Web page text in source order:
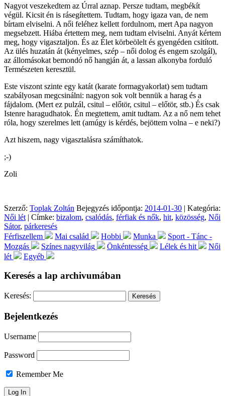
Nagyot veszekedtem az Úrral aznap. Persze tudtam, megbékít
végül. Kicsit én is rásegítettem. Tudtam, hogy igaza van, de nem
bírtam elviselni. A női feléhez kellett fordulnom, mert Apa nagyon
megsebzett. Hiába értettem meg, nem tudtam elviselni. Anyát kértem
meg, hogy vigasztaljon. És az Élet körbeölelt és gyengéden csitított.
Az ülés huzatán át (kényelmes, szép – női dolog és engem szolgál),
az állomásokat bemondó nő hangján át, a lassan alkonyba forduló
Természeten keresztül.
Este viszont szinte egy katát (karate formagyakorlat) sem tudtam
szabályosan megcsinálni: nagyon sok volt bennük a harag és a
fájdalom. (Mert ez pulzál, csitul – előtör, csitul – előtör, stb.) És csak
Istenre haragudhatok. Én megtettem, amit tudtam. Az a nő nem tehet
róla, hogy szerelmes lett (amúgy is kérdés, bejöttem volna – e neki?)
Azt hiszem, nagy vigasztalásra számíthatok.
;-)
Zoli
Szerző: Toplak Zoltán Bejegyzés időpontja: 2014-01-30 | Kategória:
Női lét | Címke: bizalom, csalódás, férfiak és nők, hit, közösség, Női
Sátor, párkeresés
Férfiszellem
Mai család Hobbi Munka
Sport - Tánc -
Mozgás
Színes nagyvilág Önkéntesség Lélek és hit
Női
lét
Egyéb
Keresés a lap archivumában
Keresés:
Bejelentkezés
Username
Password
Remember Me